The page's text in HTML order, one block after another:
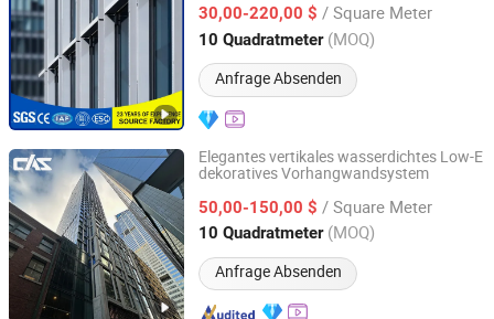
30,00-220,00 $ / Square Meter
10 Quadratmeter (MOQ)
Anfrage Absenden
Shandong, China Seit 2026
Elegantes vertikales wasserdichtes Low-E
dekoratives Vorhangwandsystem
50,00-150,00 $ / Square Meter
10 Quadratmeter (MOQ)
Anfrage Absenden
Cas Facade Co., Ltd
Guangdong, China Seit 2025